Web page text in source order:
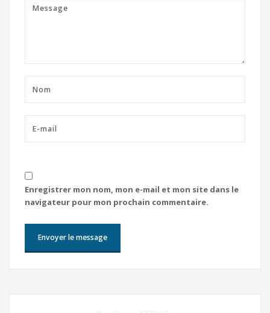
Enregistrer mon nom, mon e-mail et mon site dans le
navigateur pour mon prochain commentaire.